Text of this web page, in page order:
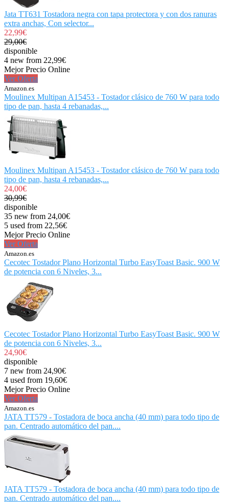
Jata TT631 Tostadora negra con tapa protectora y con dos ranuras
extra anchas, Con selector...
22,99€
29,00€
disponible
4 new from 22,99€
Mejor Precio Online
Ver Oferta
Amazon.es
Moulinex Multipan A15453 - Tostador clásico de 760 W para todo
tipo de pan, hasta 4 rebanadas,...
Moulinex Multipan A15453 - Tostador clásico de 760 W para todo
tipo de pan, hasta 4 rebanadas,...
24,00€
30,99€
disponible
35 new from 24,00€
5 used from 22,56€
Mejor Precio Online
Ver Oferta
Amazon.es
Cecotec Tostador Plano Horizontal Turbo EasyToast Basic. 900 W
de potencia con 6 Niveles, 3...
Cecotec Tostador Plano Horizontal Turbo EasyToast Basic. 900 W
de potencia con 6 Niveles, 3...
24,90€
disponible
7 new from 24,90€
4 used from 19,60€
Mejor Precio Online
Ver Oferta
Amazon.es
JATA TT579 - Tostadora de boca ancha (40 mm) para todo tipo de
pan. Centrado automático del pan....
JATA TT579 - Tostadora de boca ancha (40 mm) para todo tipo de
pan. Centrado automático del pan....